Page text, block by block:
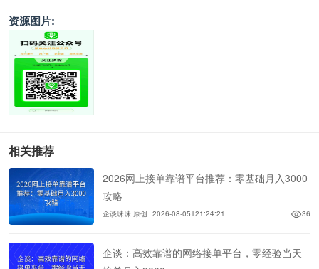
资源图片:
相关推荐
2026网上接单靠谱平台推荐：零基础月入3000
攻略
企谈珠珠 原创 2026-08-05T21:24:21 36
企谈：高效靠谱的网络接单平台，零经验当天